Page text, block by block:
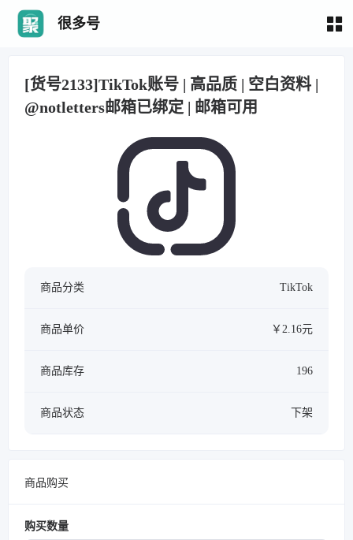
很多号
[货号2133]TikTok账号 | 高品质 | 空白资料 |
@notletters邮箱已绑定 | 邮箱可用
商品分类 TikTok
商品单价 ￥2.16元
商品库存 196
商品状态 下架
商品购买
购买数量